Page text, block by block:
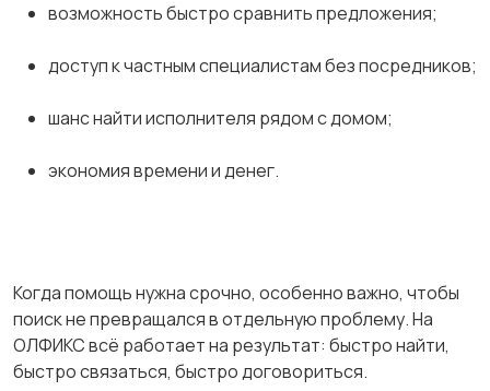
возможность быстро сравнить предложения;
доступ к частным специалистам без посредников;
шанс найти исполнителя рядом с домом;
экономия времени и денег.
Когда помощь нужна срочно, особенно важно, чтобы
поиск не превращался в отдельную проблему. На
ОЛФИКС всё работает на результат: быстро найти,
быстро связаться, быстро договориться.